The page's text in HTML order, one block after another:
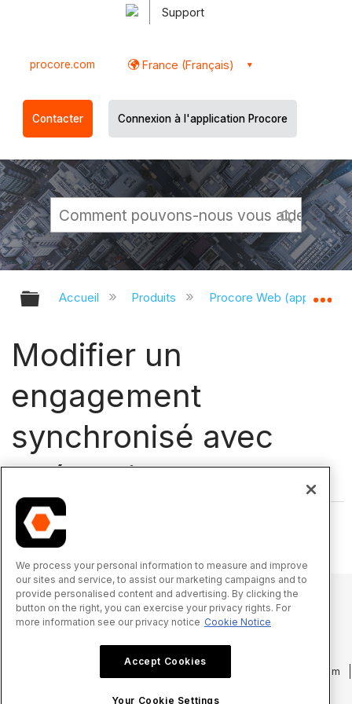
Support
procore.com France (Français)
Contacter Connexion à l'application Procore
Développer/réduire la hiérarchie
Accueil Produits Procore Web
Modifier un
engagement
synchronisé avec
Intégrations ERP
Quelle intégration utilisez-vous ?
procore.com
We process your personal information to measure and improve
our sites and service, to assist our marketing campaigns and to
provide personalised content and advertising. By clicking the
button on the right, you can exercise your privacy rights. For
more information see our privacy notice Cookie Notice
Accept Cookies
Your Cookie Settings